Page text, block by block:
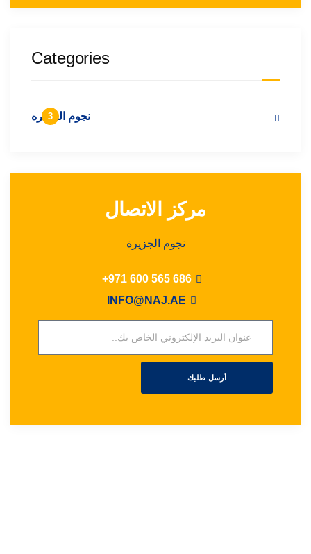
Categories
نجوم الجزیره
3
مركز الاتصال
نجوم الجزيرة
686 565 600 971+
INFO@NAJ.AE
أرسل طلبك